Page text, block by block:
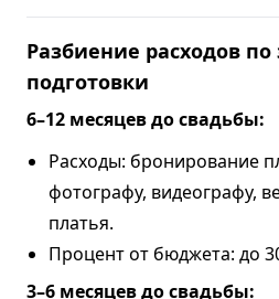
Разбиение расходов по
подготовки
6–12 месяцев до свадьбы:
Расходы: бронирование
фотографу, видеографу,
платья.
Процент от бюджета: до
3–6 месяцев до свадьбы: